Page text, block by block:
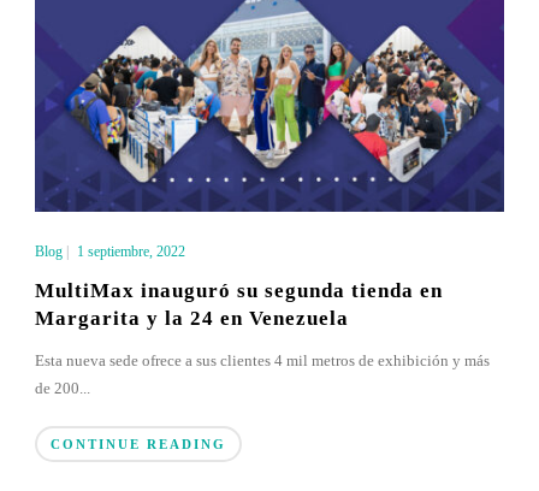
Blog| 1 septiembre, 2022
MultiMax inauguró su segunda tienda en
Margarita y la 24 en Venezuela
Esta nueva sede ofrece a sus clientes 4 mil metros de exhibición y más
de 200...
CONTINUE READING